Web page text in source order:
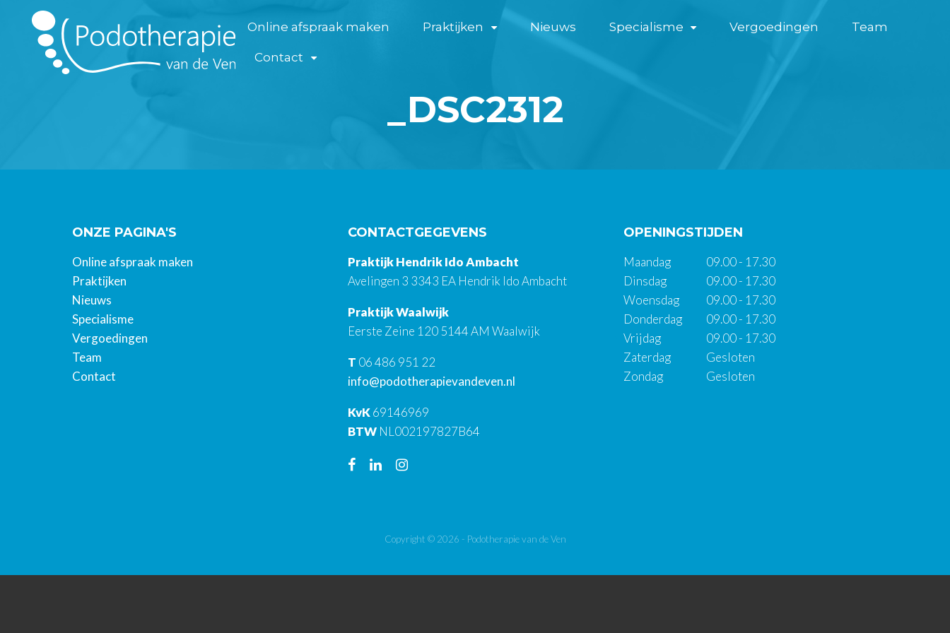
Online afspraak maken Praktijken Nieuws Specialisme Vergoedingen Team
Contact
_DSC2312
ONZE PAGINA'S
Online afspraak maken
Praktijken
Nieuws
Specialisme
Vergoedingen
Team
Contact
CONTACTGEGEVENS
Praktijk Hendrik Ido Ambacht
Avelingen 3 3343 EA Hendrik Ido Ambacht
Praktijk Waalwijk
Eerste Zeine 120 5144 AM Waalwijk
T 06 486 951 22
info@podotherapievandeven.nl
KvK69146969
BTW NL002197827B64
OPENINGSTIJDEN
Maandag
09.00 - 17.30
Dinsdag
09.00 - 17.30
Woensdag
09.00 - 17.30
Donderdag
09.00 - 17.30
Vrijdag
09.00 - 17.30
Zaterdag
Gesloten
Zondag
Gesloten
Copyright © 2026 - Podotherapie van de Ven